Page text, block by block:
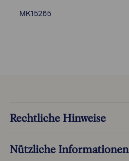
MK15265
Rechtliche Hinweise
Nützliche Informationen